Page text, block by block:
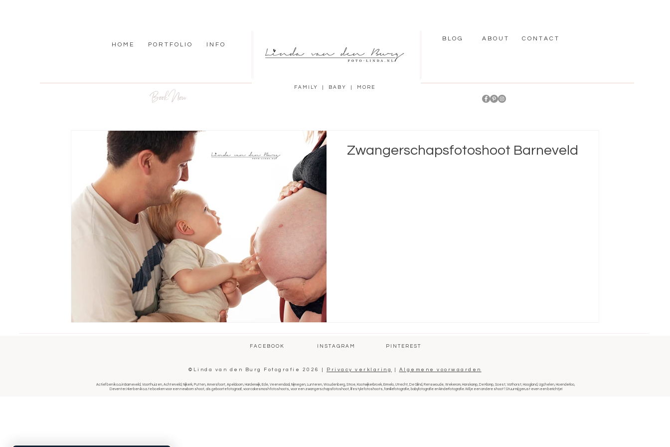
H O M E P O R T F O L I O I N F O
B L O G A B O U T C O N T A C T
Book Now FAMILY | BABY | MORE
Zwangerschapsfotoshoot Barneveld
F A C E B O O K I N S T A G R A M P I N T E R E S T
©Linda van den Burg Fotografie 2026 | Privacy verklaring Algemene voorwaarden
Actief ben ik o.a. in Barneveld, Voorthuizen, Achterveld, Nijkerk, Putten, Amersfoort, Apeldoorn, Harderwijk, Ede, Veenendaal, Nijmegen, Lunteren, Woudenberg, Stroe, Kootwijkerbroek, Ermelo, Utrecht, De Glind, Renswoude, Wekerom, Harskamp, De Klomp, Soest, Vathorst, Hoogland, Ugchelen, Hoenderloo,
Deventer. Hier ben ik o.a. te boeken voor een newborn shoot, als geboorte fotograaf, voor cakesmash fotoshoots, voor een zwangerschapsfotoshoot, lifestyle fotoshoots, familiefotografie, babyfotografie en kinderfotografie. Wil je een andere shoot? Stuur mij gerust even een berichtje!